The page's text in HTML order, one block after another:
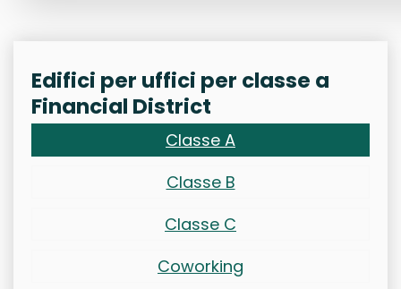
Edifici per uffici per classe a
Financial District
Classe A
Classe B
Classe C
Coworking